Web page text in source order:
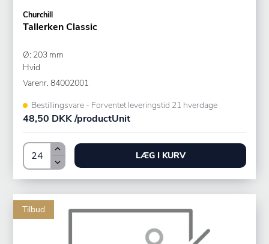
Churchill
Tallerken Classic
Ø: 203 mm
Hvid
Varenr. 84002001
Bestillingsvare - Forventet leveringstid 21 hverdage
48,50 DKK /productUnit
LÆG I KURV
Tilbud